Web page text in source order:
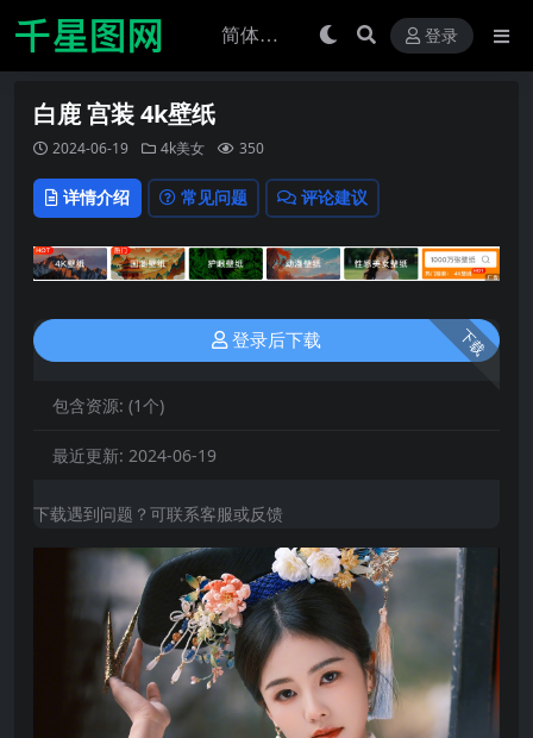
登录
白鹿 宫装 4k壁纸
2024-06-19 4k美女 350
详情介绍 常见问题 评论建议
下载
登录后下载
包含资源: (1个)
最近更新: 2024-06-19
下载遇到问题？可联系客服或反馈